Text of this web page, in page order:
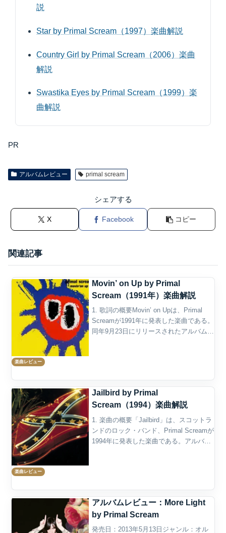
説
Star by Primal Scream（1997）楽曲解説
Country Girl by Primal Scream（2006）楽曲
解説
Swastika Eyes by Primal Scream（1999）楽
曲解説
PR
アルバムレビュー primal scream
シェアする
X Facebook コピー
関連記事
楽曲レビュー
Movin’ on Up by Primal
Scream（1991年）楽曲解説
1. 歌詞の概要Movin’ on Upは、Primal
Screamが1991年に発表した楽曲である。
同年9月23日にリリースされたアルバム
楽曲レビュー
Jailbird by Primal
Scream（1994）楽曲解説
1. 楽曲の概要「Jailbird」は、スコットラ
ンドのロック・バンド、Primal Screamが
1994年に発表した楽曲である。アルバム
アルバムレビュー：More Light
by Primal Scream
発売日：2013年5月13日ジャンル：オル